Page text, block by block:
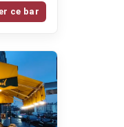
ce bar